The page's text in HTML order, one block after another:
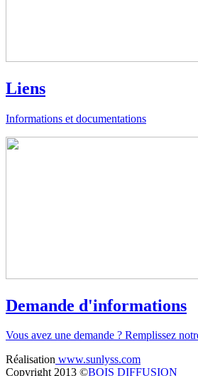
Liens
Informations et documentations
Demande d'informations
Vous avez une demande ? Remplissez
Réalisation www.sunlyss.com
Copyright 2013 ©BOIS DIFFUSION